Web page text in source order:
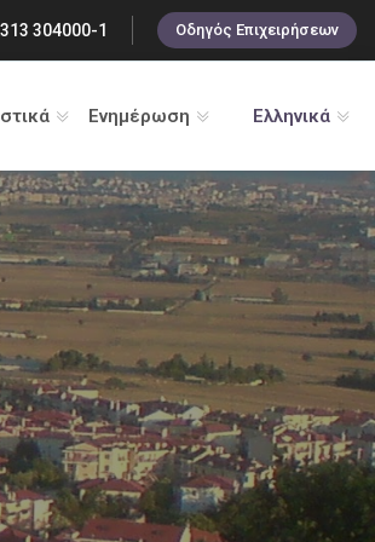
304000-1 Οδηγός Επιχειρήσεων
Ενημέρωση Ελληνικά